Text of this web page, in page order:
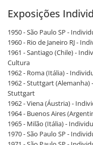
Exposições
1950 - São Paulo SP -
1960 - Rio de Janeiro RJ -
1961 - Santiago (Chile) -
Cultura
1962 - Roma (Itália) -
1962 - Stuttgart
Stuttgart
1962 - Viena (Áustria) -
1964 - Buenos Aires
1965 - Milão (Itália) -
1970 - São Paulo SP -